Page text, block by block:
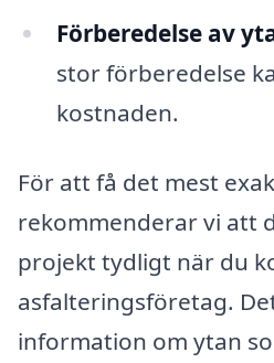
Förberedelse av
stor förberedelse
kostnaden.
För att få det mest
rekommenderar vi att
projekt tydligt när du
asfalteringsföretag.
information om ytan